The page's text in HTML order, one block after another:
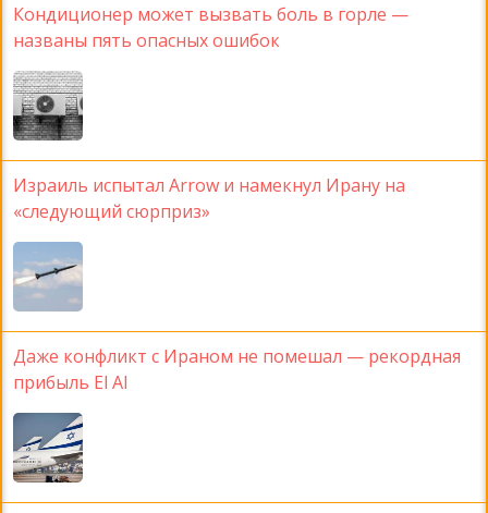
Кондиционер может вызвать боль в горле —
названы пять опасных ошибок
Израиль испытал Arrow и намекнул Ирану на
«следующий сюрприз»
Даже конфликт с Ираном не помешал — рекордная
прибыль El Al